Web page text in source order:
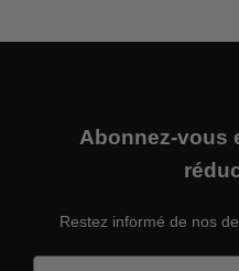
Abonnez-vous
Restez informé de nos